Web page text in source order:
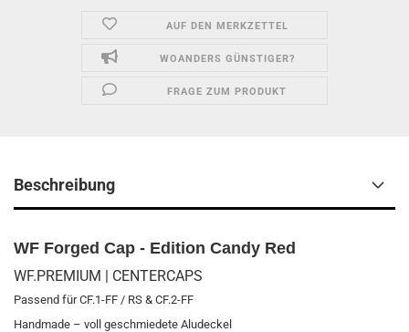
AUF DEN MERKZETTEL
WOANDERS GÜNSTIGER?
FRAGE ZUM PRODUKT
Beschreibung
WF Forged Cap - Edition Candy Red
WF.PREMIUM | CENTERCAPS
Passend für CF.1-FF / RS & CF.2-FF
Handmade – voll geschmiedete Aludeckel